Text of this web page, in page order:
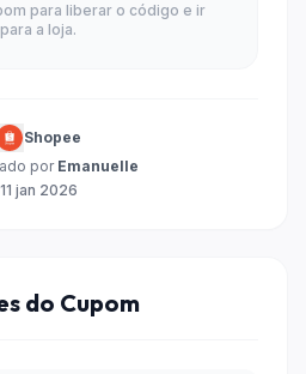
para liberar o código e ir
para a loja.
Shopee
por Emanuelle
11 jan 2026
do Cupom